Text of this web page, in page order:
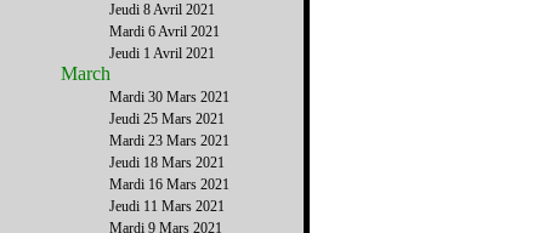
Jeudi 8 Avril 2021
Mardi 6 Avril 2021
Jeudi 1 Avril 2021
March
Mardi 30 Mars 2021
Jeudi 25 Mars 2021
Mardi 23 Mars 2021
Jeudi 18 Mars 2021
Mardi 16 Mars 2021
Jeudi 11 Mars 2021
Mardi 9 Mars 2021